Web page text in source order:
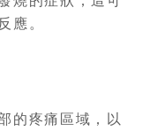
應。
的疼痛區域，以